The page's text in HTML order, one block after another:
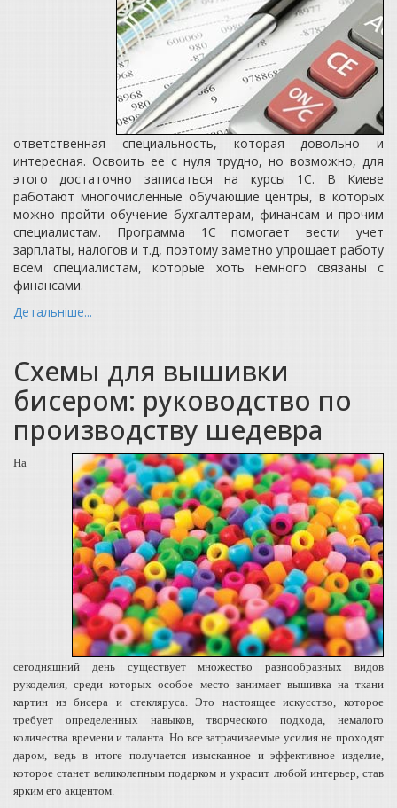
ответственная специальность, которая довольно и
интересная. Освоить ее с нуля трудно, но возможно, для
этого достаточно записаться на курсы 1С. В Киеве
работают многочисленные обучающие центры, в которых
можно пройти обучение бухгалтерам, финансам и прочим
специалистам. Программа 1С помогает вести учет
зарплаты, налогов и т.д, поэтому заметно упрощает работу
всем специалистам, которые хоть немного связаны с
финансами.
Детальніше...
Схемы для вышивки
бисером: руководство по
производству шедевра
На
сегодняшний день существует множество разнообразных видов
рукоделия, среди которых особое место занимает вышивка на ткани
картин из бисера и стекляруса. Это настоящее искусство, которое
требует определенных навыков, творческого подхода, немалого
количества времени и таланта. Но все затрачиваемые усилия не проходят
даром, ведь в итоге получается изысканное и эффективное изделие,
которое станет великолепным подарком и украсит любой интерьер, став
ярким его акцентом.